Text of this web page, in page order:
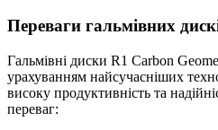
Переваги гальмівних
Гальмівні диски R1 Carbon
урахуванням найсучасніших
високу продуктивність та
переваг: